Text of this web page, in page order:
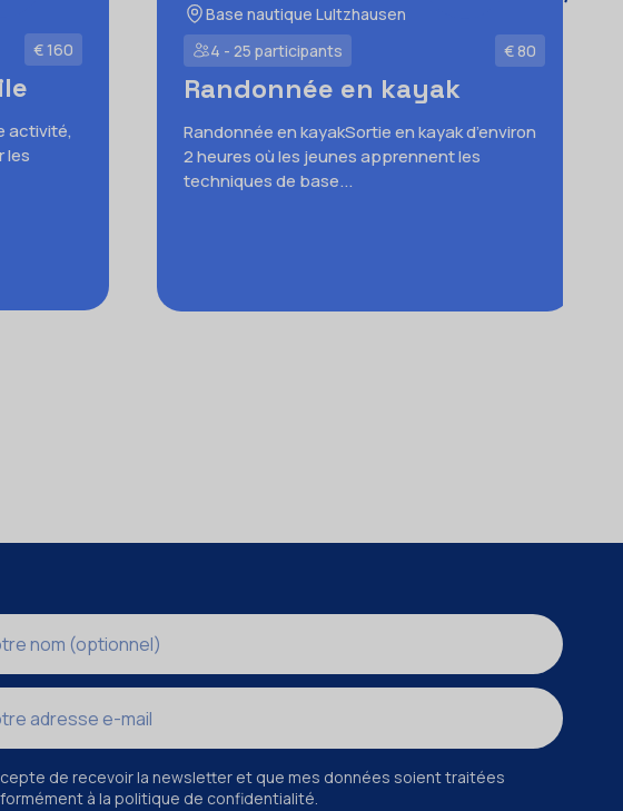
€ 160
activité,
les
Base nautique Lultzhausen
4 - 25 participants
€ 80
Randonnée en kayak
Randonnée en kayakSortie en kayak d’environ
2 heures où les jeunes apprennent les
techniques de base...
e-mail
de recevoir la newsletter et que mes données soient traitées
à la politique de confidentialité.